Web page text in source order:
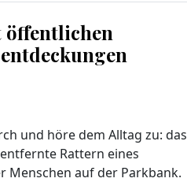
öffentlichen
und höre dem Alltag zu: das
Rattern eines
Menschen auf der Parkbank.